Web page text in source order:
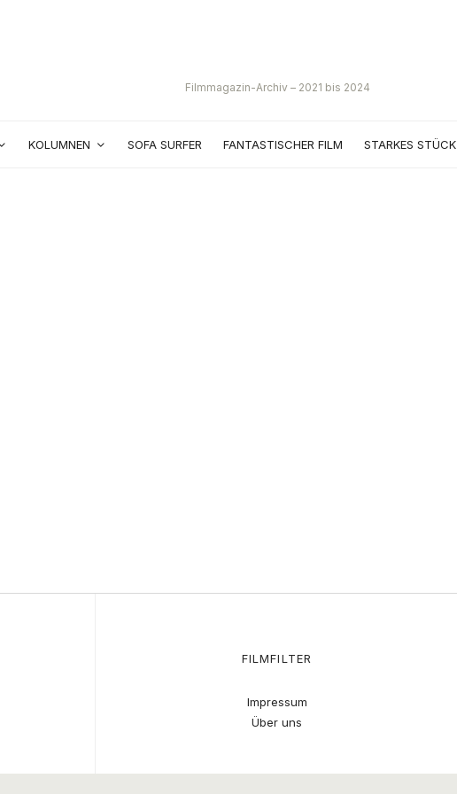
Filmmagazin-Archiv – 2021 bis 2024
KOLUMNEN SOFA SURFER FANTASTISCHER FILM STARKES STÜCK
FILMFILTER
Impressum
Über uns